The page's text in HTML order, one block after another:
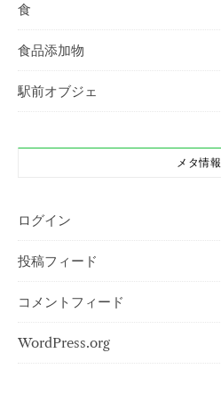
食
食品添加物
駅前オブジェ
メタ情報
ログイン
投稿フィード
コメントフィード
WordPress.org